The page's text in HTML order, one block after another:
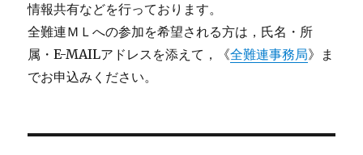
情報共有などを行っております。
全難連ＭＬへの参加を希望される方は，氏名・所
属・E-MAILアドレスを添えて，《全難連事務局》ま
でお申込みください。